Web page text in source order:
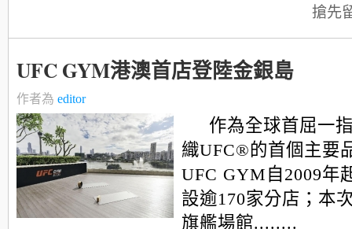
搶先
UFC GYM港澳首店登陸金銀島
作者為 editor
作為全球首屈一
織UFC®的首個主要
UFC GYM自2009年
設逾170家分店；本
旗艦場館........